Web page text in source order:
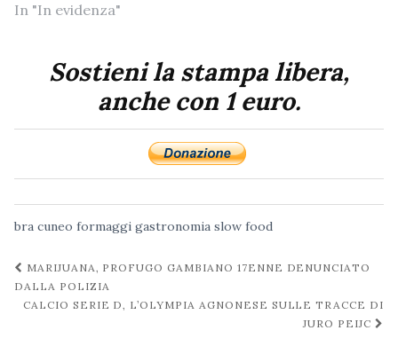
In "In evidenza"
Sostieni la stampa libera,
anche con 1 euro.
bra cuneo formaggi gastronomia slow food
Navigazione
post
MARIJUANA, PROFUGO GAMBIANO 17ENNE DENUNCIATO
DALLA POLIZIA
CALCIO SERIE D, L’OLYMPIA AGNONESE SULLE TRACCE DI
JURO PEIJC